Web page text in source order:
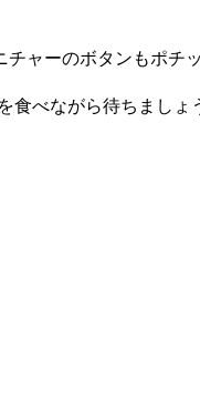
ャーのボタンもポチッ
食べながら待ちましょ